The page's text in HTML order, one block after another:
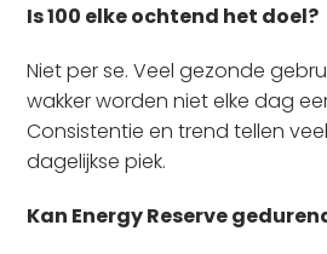
Is 100 elke ochtend het doel?
Niet per se. Veel gezonde
wakker worden niet elke dag
Consistentie en trend tellen
dagelijkse piek.
Kan Energy Reserve